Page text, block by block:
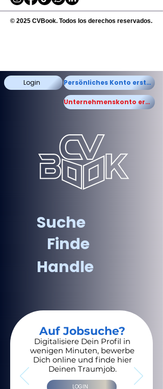
© 2025 CVBook. Todos los derechos reservados.
Login Persönliches Konto erstellen
Unternehmenskonto erstellen
Suche
Finde
Handle
Auf Jobsuche?
Digitalisiere Dein Profil in
wenigen Minuten, bewerbe
Dich online und finde hier
Deinen Traumjob.
LOGIN